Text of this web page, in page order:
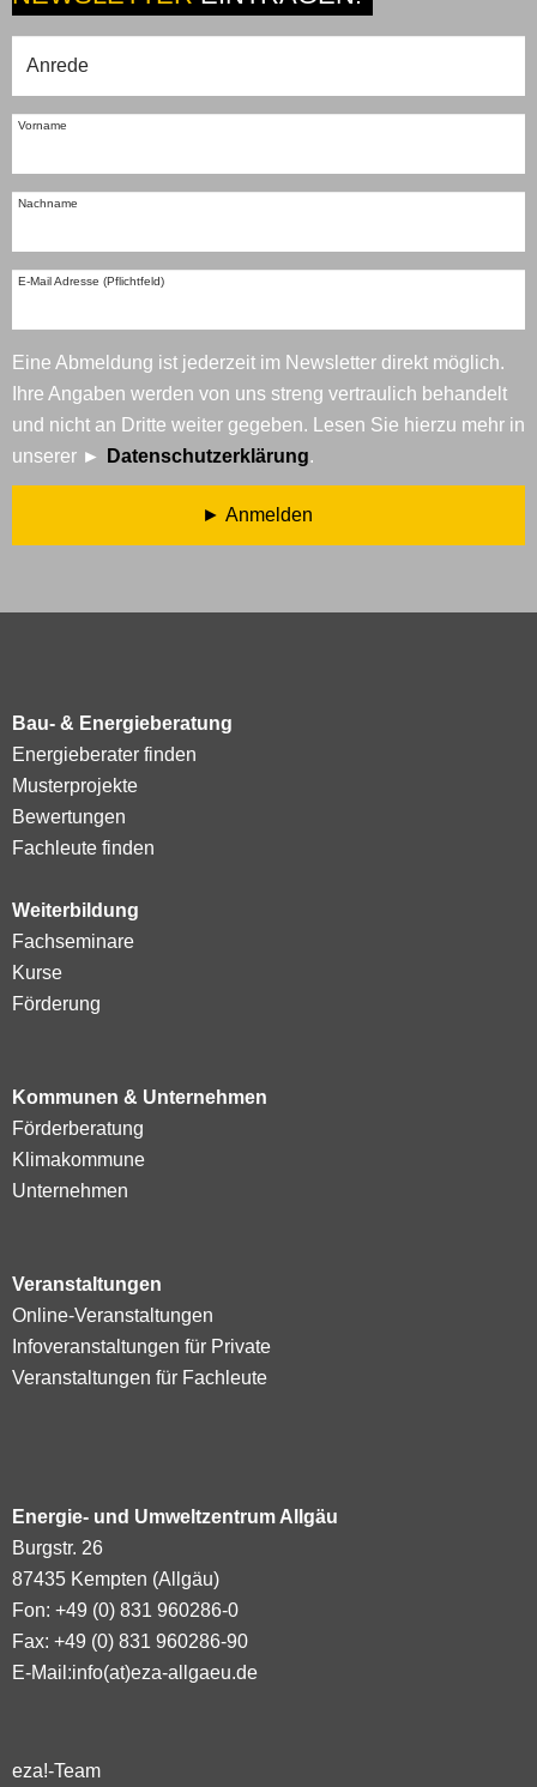
Vorname
Nachname
E-Mail Adresse (Pflichtfeld)
Eine Abmeldung ist jederzeit im Newsletter direkt möglich.
Ihre Angaben werden von uns streng vertraulich behandelt
und nicht an Dritte weiter gegeben. Lesen Sie hierzu mehr in
unserer
Datenschutzerklärung.
Anmelden
Bau- & Energieberatung
Energieberater finden
Musterprojekte
Bewertungen
Fachleute finden
Weiterbildung
Fachseminare
Kurse
Förderung
Kommunen & Unternehmen
Förderberatung
Klimakommune
Unternehmen
Veranstaltungen
Online-Veranstaltungen
Infoveranstaltungen für Private
Veranstaltungen für Fachleute
Energie- und Umweltzentrum Allgäu
Burgstr. 26
87435 Kempten (Allgäu)
Fon: +49 (0) 831 960286-0
Fax: +49 (0) 831 960286-90
E-Mail:info(at)eza-allgaeu.de
eza!-Team